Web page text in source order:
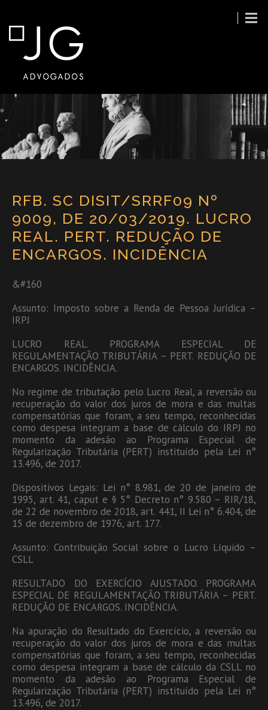
RFB. SC DISIT/SRRF09 Nº
9009, DE 20/03/2019. LUCRO
REAL. PERT. REDUÇÃO DE
ENCARGOS. INCIDÊNCIA
&#160
Assunto: Imposto sobre a Renda de Pessoa Jurídica –
IRPJ
LUCRO REAL. PROGRAMA ESPECIAL DE
REGULAMENTAÇÃO TRIBUTÁRIA – PERT. REDUÇÃO DE
ENCARGOS. INCIDÊNCIA.
No regime de tributação pelo Lucro Real, a reversão ou
recuperação do valor dos juros de mora e das multas
compensatórias que foram, a seu tempo, reconhecidas
como despesa integram a base de cálculo do IRPJ no
momento da adesão ao Programa Especial de
Regularização Tributária (PERT) instituído pela Lei n°
13.496, de 2017.
Dispositivos Legais: Lei n° 8.981, de 20 de janeiro de
1995, art. 41, caput e § 5° Decreto n° 9.580 – RIR/18,
de 22 de novembro de 2018, art. 441, II Lei n° 6.404, de
15 de dezembro de 1976, art. 177.
Assunto: Contribuição Social sobre o Lucro Líquido –
CSLL
RESULTADO DO EXERCÍCIO AJUSTADO. PROGRAMA
ESPECIAL DE REGULAMENTAÇÃO TRIBUTÁRIA – PERT.
REDUÇÃO DE ENCARGOS. INCIDÊNCIA.
Na apuração do Resultado do Exercício, a reversão ou
recuperação do valor dos juros de mora e das multas
compensatórias que foram, a seu tempo, reconhecidas
como despesa integram a base de cálculo da CSLL no
momento da adesão ao Programa Especial de
Regularização Tributária (PERT) instituído pela Lei n°
13.496, de 2017.